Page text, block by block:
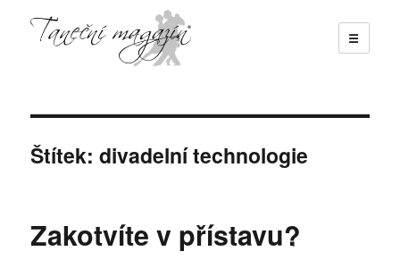
☰
Štítek:divadelní technologie
Zakotvíte v přístavu?